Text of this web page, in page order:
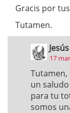
Gracis por
Tutamen.
Jesús
17
un
para tu
somos